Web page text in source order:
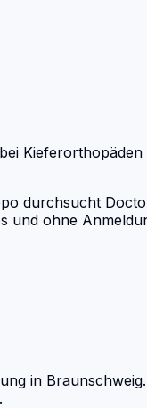
Kieferorthopäden
durchsucht
und ohne
in Braunschweig.